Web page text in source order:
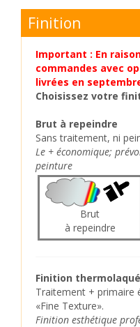
Finition
Important : En
commandes avec
livrées en
Choisissez votre
Brut à repeindre
Sans traitement, ni
Le + économique;
peinture
Brut
à repeindre
Finition
Traitement + primaire
«Fine Texture».
Finition esthétique